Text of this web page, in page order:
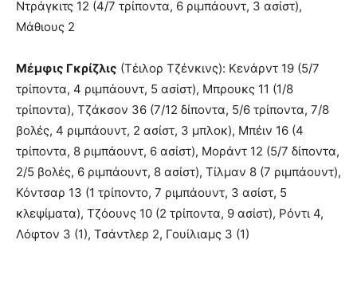
Ντράγκιτς 12 (4/7 τρίποντα, 6 ριμπάουντ, 3 ασίστ),
Μάθιους 2
Μέμφις Γκρίζλις (Τέιλορ Τζένκινς): Κενάρντ 19 (5/7
τρίποντα, 4 ριμπάουντ, 5 ασίστ), Μπρουκς 11 (1/8
τρίποντα), Τζάκσον 36 (7/12 δίποντα, 5/6 τρίποντα, 7/8
βολές, 4 ριμπάουντ, 2 ασίστ, 3 μπλοκ), Μπέιν 16 (4
τρίποντα, 8 ριμπάουντ, 6 ασίστ), Μοράντ 12 (5/7 δίποντα,
2/5 βολές, 6 ριμπάουντ, 8 ασίστ), Τίλμαν 8 (7 ριμπάουντ),
Κόντσαρ 13 (1 τρίποντο, 7 ριμπάουντ, 3 ασίστ, 5
κλεψίματα), Τζόουνς 10 (2 τρίποντα, 9 ασίστ), Ρόντι 4,
Λόφτον 3 (1), Τσάντλερ 2, Γουίλιαμς 3 (1)